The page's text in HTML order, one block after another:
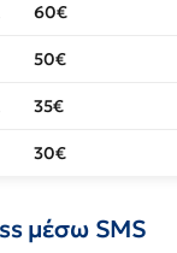
60€
50€
35€
30€
μέσω SMS